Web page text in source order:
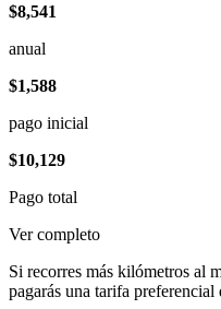
$8,541
anual
$1,588
pago inicial
$10,129
Pago total
Ver completo
Si recorres más kilómetros al
pagarás una tarifa preferencial